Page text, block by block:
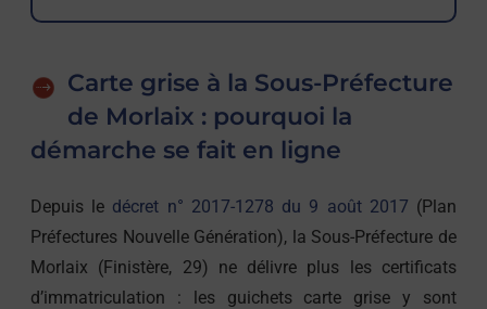
Carte grise à la Sous-Préfecture
de Morlaix : pourquoi la
démarche se fait en ligne
Depuis le décret n° 2017-1278 du 9 août 2017 (Plan
Préfectures Nouvelle Génération), la Sous-Préfecture de
Morlaix (Finistère, 29) ne délivre plus les certificats
d’immatriculation : les guichets carte grise y sont